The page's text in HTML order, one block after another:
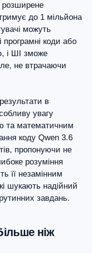
розширене
до 1 мільйона
можуть
програмні коди або
і ШІ зможе
не втрачаючи
в
увагу
та математичним
коду Qwen 3.6
пропонуючи не
розуміння
її незамінним
шукають надійний
завдань.
ніж